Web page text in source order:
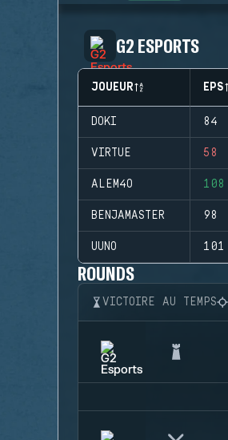
G2 ESPORTS
JOUEUR EPS
DOKI 84
VIRTUE 58
ALEM4O 108
BENJAMASTER 98
UUNO 101
ROUNDS
VICTOIRE AU TEMPS